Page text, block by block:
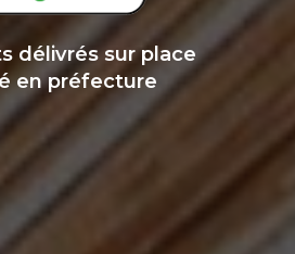
délivrés sur place
en préfecture